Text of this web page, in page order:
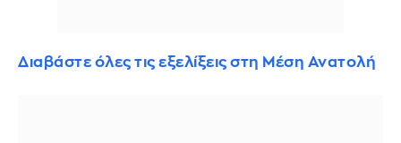
Διαβάστε όλες τις εξελίξεις στη Μέση Ανατολή